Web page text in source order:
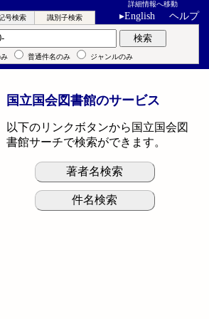
詳細情報へ移動
▸English ヘルプ
号検索 識別子検索
検索
普通件名のみ ジャンルのみ
国立国会図書館のサービス
以下のリンクボタンから国立国会図
書館サーチで検索ができます。
著者名検索
件名検索